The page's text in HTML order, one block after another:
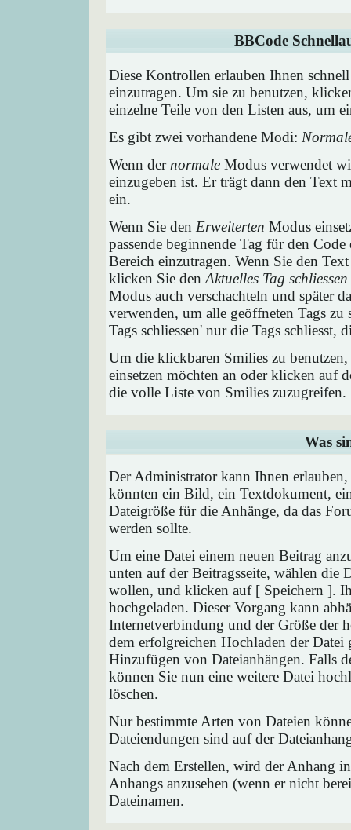
BBCode
Diese Kontrollen erlauben Ihnen
einzutragen. Um sie zu benutzen,
einzelne Teile von den Listen aus, um
Es gibt zwei vorhandene Modi:
Wenn der normale Modus verwendet
einzugeben ist. Er trägt dann den Text
ein.
Wenn Sie den Erweiterten Modus
passende beginnende Tag für den
Bereich einzutragen. Wenn Sie den
klicken Sie den Aktuelles Tag schliessen
Modus auch verschachteln und später
verwenden, um alle geöffneten Tags
Tags schliessen' nur die Tags
Um die klickbaren Smilies zu
einsetzen möchten an oder klicken auf
die volle Liste von Smilies zuzugreifen.
Was
Der Administrator kann Ihnen
könnten ein Bild, ein Textdokument,
Dateigröße für die Anhänge, da das
werden sollte.
Um eine Datei einem neuen Beitrag
unten auf der Beitragsseite, wählen
wollen, und klicken auf [ Speichern ].
hochgeladen. Dieser Vorgang kann
Internetverbindung und der Größe der
dem erfolgreichen Hochladen der
Hinzufügen von Dateianhängen. Falls
können Sie nun eine weitere Datei
löschen.
Nur bestimmte Arten von Dateien
Dateiendungen sind auf der
Nach dem Erstellen, wird der Anhang
Anhangs anzusehen (wenn er nicht
Dateinamen.